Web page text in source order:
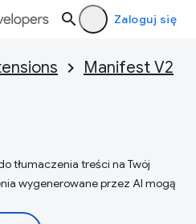
Zaloguj się
Manifest V2
tłumaczenia treści na Twój
wygenerowane przez AI mogą